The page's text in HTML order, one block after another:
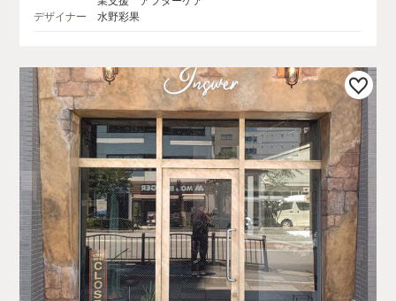
デザイナー
水野彩果